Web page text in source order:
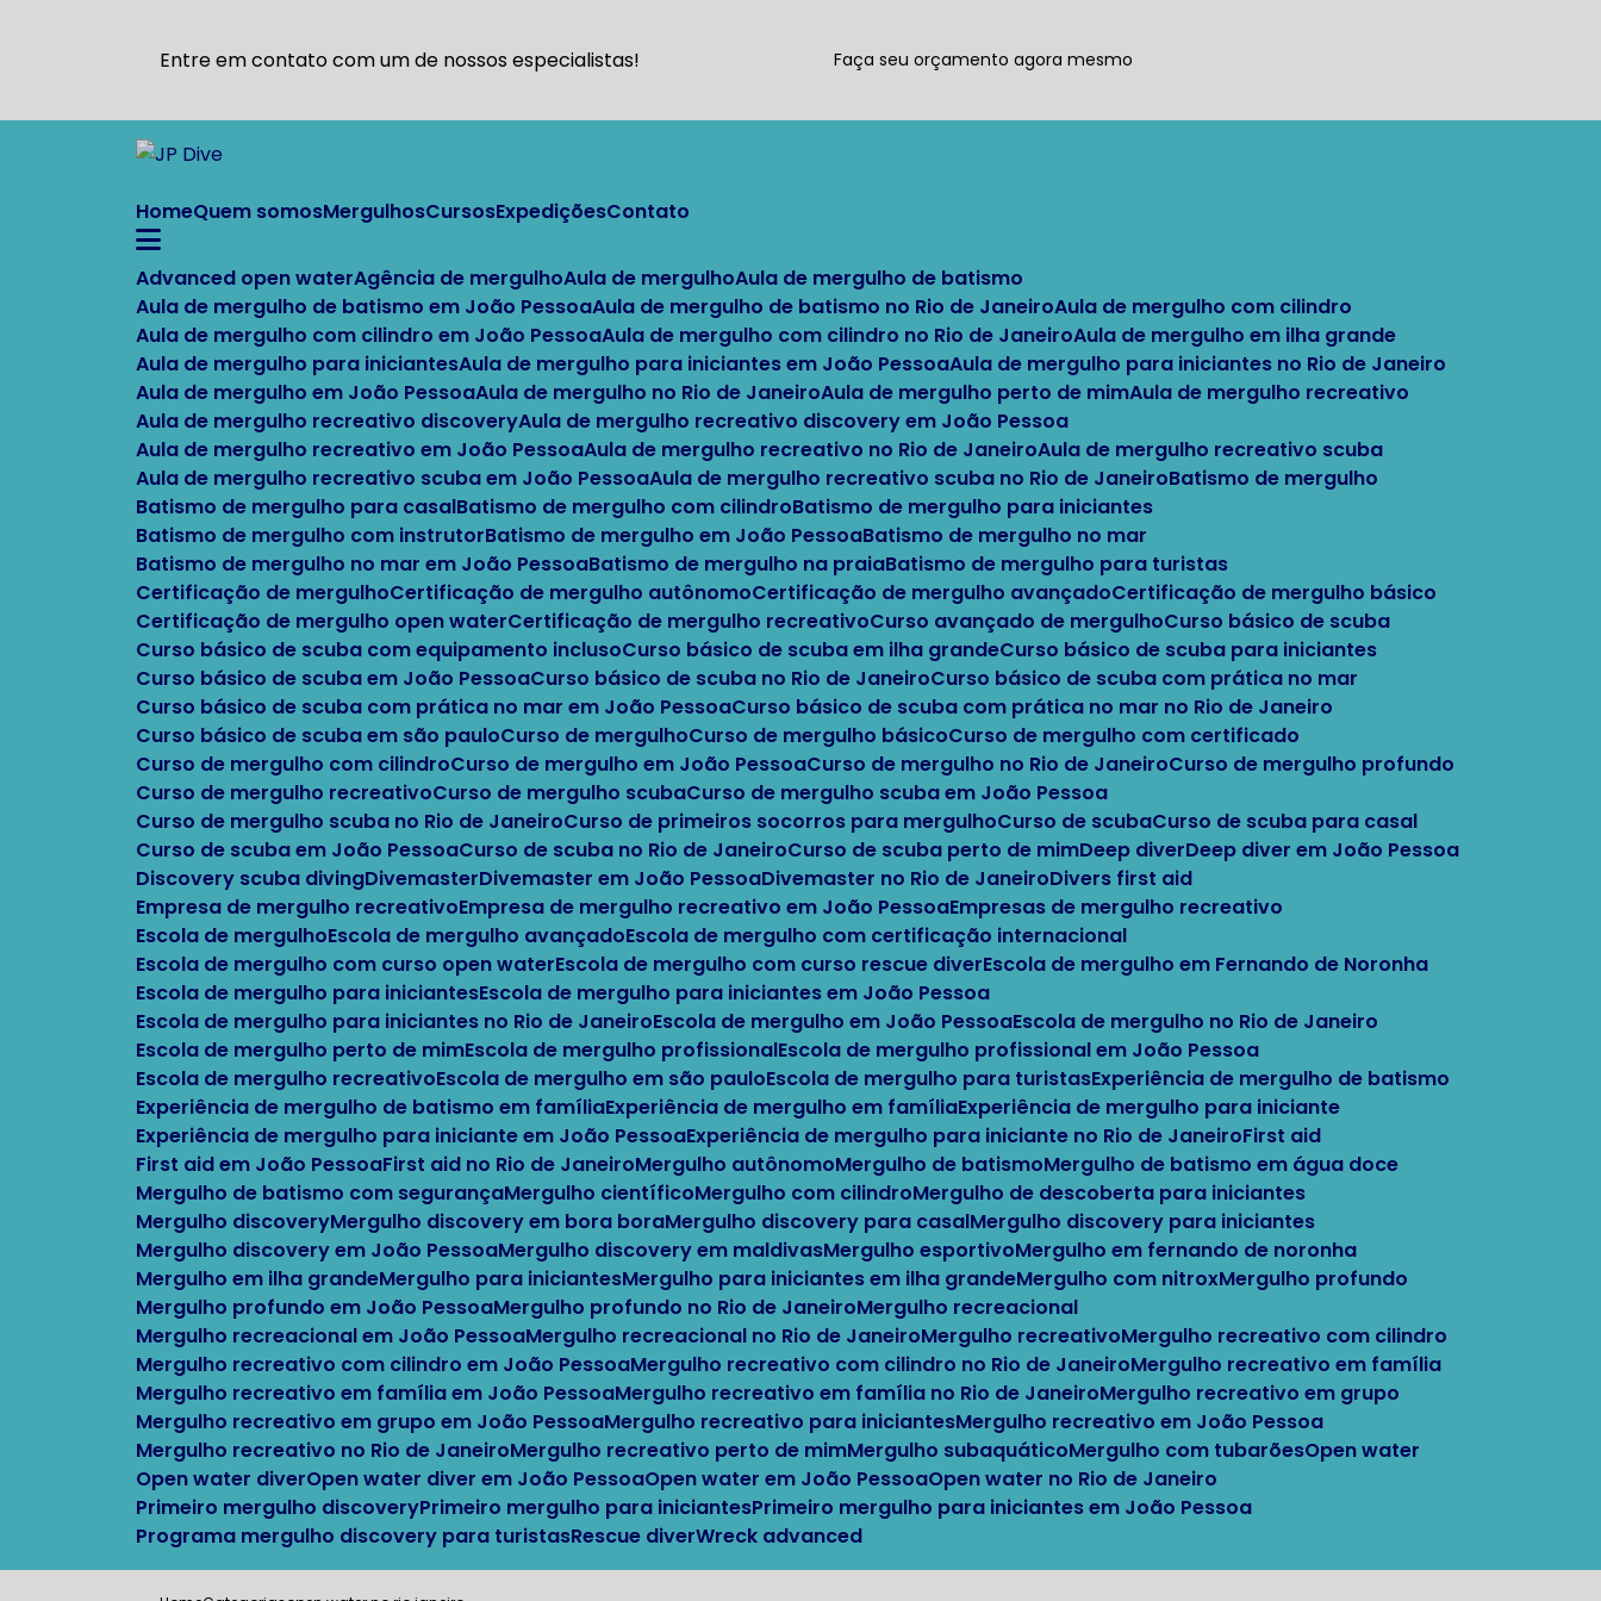
Entre em contato com um de nossos especialistas! Faça seu orçamento agora mesmo
Home Quem somos Mergulhos Cursos Expedições Contato
Advanced open water Agência de mergulho Aula de mergulho Aula de mergulho de batismo
Aula de mergulho de batismo em João Pessoa Aula de mergulho de batismo no Rio de Janeiro Aula de mergulho com cilindro
Aula de mergulho com cilindro em João Pessoa Aula de mergulho com cilindro no Rio de Janeiro Aula de mergulho em ilha grande
Aula de mergulho para iniciantes Aula de mergulho para iniciantes em João Pessoa Aula de mergulho para iniciantes no Rio de Janeiro
Aula de mergulho em João Pessoa Aula de mergulho no Rio de Janeiro Aula de mergulho perto de mim Aula de mergulho recreativo
Aula de mergulho recreativo discovery Aula de mergulho recreativo discovery em João Pessoa
Aula de mergulho recreativo em João Pessoa Aula de mergulho recreativo no Rio de Janeiro Aula de mergulho recreativo scuba
Aula de mergulho recreativo scuba em João Pessoa Aula de mergulho recreativo scuba no Rio de Janeiro Batismo de mergulho
Batismo de mergulho para casal Batismo de mergulho com cilindro Batismo de mergulho para iniciantes
Batismo de mergulho com instrutor Batismo de mergulho em João Pessoa Batismo de mergulho no mar
Batismo de mergulho no mar em João Pessoa Batismo de mergulho na praia Batismo de mergulho para turistas
Certificação de mergulho
Certificação de mergulho autônomo Certificação de mergulho avançado
Certificação de mergulho básico
Certificação de mergulho open water
Certificação de mergulho recreativo Curso avançado de mergulho
Curso básico de scuba
Curso básico de scuba com equipamento incluso
Curso básico de scuba em ilha grande
Curso básico de scuba para iniciantes
Curso básico de scuba em João Pessoa
Curso básico de scuba no Rio de Janeiro
Curso básico de scuba com prática no mar
Curso básico de scuba com prática no mar em João Pessoa
Curso básico de scuba com prática no mar no Rio de Janeiro
Curso básico de scuba em são paulo
Curso de mergulho Curso de mergulho básico
Curso de mergulho com certificado
Curso de mergulho com cilindro
Curso de mergulho em João Pessoa Curso de mergulho no Rio de Janeiro
Curso de mergulho profundo
Curso de mergulho recreativo
Curso de mergulho scuba
Curso de mergulho scuba em João Pessoa
Curso de mergulho scuba no Rio de Janeiro
Curso de primeiros socorros para mergulho Curso de scuba
Curso de scuba para casal
Curso de scuba em João Pessoa
Curso de scuba no Rio de Janeiro Curso de scuba perto de mim Deep diver Deep diver em João Pessoa
Discovery scuba diving Divemaster Divemaster em João Pessoa Divemaster no Rio de Janeiro
Divers first aid
Empresa de mergulho recreativo Empresa de mergulho recreativo em João Pessoa Empresas de mergulho recreativo
Escola de mergulho Escola de mergulho avançado Escola de mergulho com certificação internacional
Escola de mergulho com curso open water Escola de mergulho com curso rescue diver Escola de mergulho em Fernando de Noronha
Escola de mergulho para iniciantes Escola de mergulho para iniciantes em João Pessoa
Escola de mergulho para iniciantes no Rio de Janeiro Escola de mergulho em João Pessoa Escola de mergulho no Rio de Janeiro
Escola de mergulho perto de mim Escola de mergulho profissional Escola de mergulho profissional em João Pessoa
Escola de mergulho recreativo Escola de mergulho em são paulo Escola de mergulho para turistas Experiência de mergulho de batismo
Experiência de mergulho de batismo em família Experiência de mergulho em família Experiência de mergulho para iniciante
Experiência de mergulho para iniciante em João Pessoa Experiência de mergulho para iniciante no Rio de Janeiro First aid
First aid em João Pessoa First aid no Rio de Janeiro Mergulho autônomo Mergulho de batismo
Mergulho de batismo em água doce
Mergulho de batismo com segurança
Mergulho científico Mergulho com cilindro
Mergulho de descoberta para iniciantes
Mergulho discovery
Mergulho discovery em bora bora Mergulho discovery para casal
Mergulho discovery para iniciantes
Mergulho discovery em João Pessoa
Mergulho discovery em maldivas Mergulho esportivo
Mergulho em fernando de noronha
Mergulho em ilha grande
Mergulho para iniciantes Mergulho para iniciantes em ilha grande Mergulho com nitrox
Mergulho profundo
Mergulho profundo em João Pessoa
Mergulho profundo no Rio de Janeiro
Mergulho recreacional
Mergulho recreacional em João Pessoa
Mergulho recreacional no Rio de Janeiro Mergulho recreativo
Mergulho recreativo com cilindro
Mergulho recreativo com cilindro em João Pessoa
Mergulho recreativo com cilindro no Rio de Janeiro
Mergulho recreativo em família
Mergulho recreativo em família em João Pessoa
Mergulho recreativo em família no Rio de Janeiro
Mergulho recreativo em grupo
Mergulho recreativo em grupo em João Pessoa
Mergulho recreativo para iniciantes
Mergulho recreativo em João Pessoa
Mergulho recreativo no Rio de Janeiro
Mergulho recreativo perto de mim Mergulho subaquático Mergulho com tubarões
Open water
Open water diver
Open water diver em João Pessoa Open water em João Pessoa
Open water no Rio de Janeiro
Primeiro mergulho discovery Primeiro mergulho para iniciantes Primeiro mergulho para iniciantes em João Pessoa
Programa mergulho discovery para turistas Rescue diver Wreck advanced